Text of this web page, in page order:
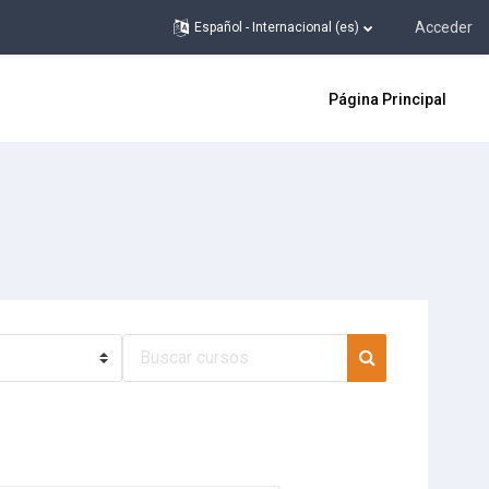
Español - Internacional ‎(es)‎ Acceder
Página Principal
Buscar cursos
Buscar cursos